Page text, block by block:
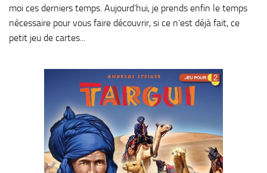
moi ces derniers temps. Aujourd’hui, je prends enfin le temps
nécessaire pour vous faire découvrir, si ce n’est déjà fait, ce
petit jeu de cartes...